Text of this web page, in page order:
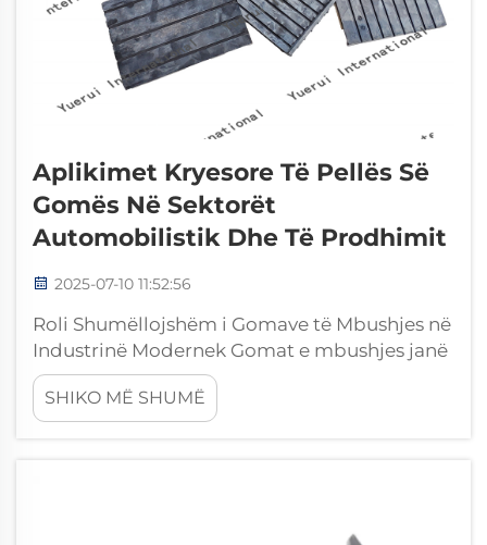
Aplikimet Kryesore Të Pellës Së
Gomës Në Sektorët
Automobilistik Dhe Të Prodhimit
2025-07-10 11:52:56
Roli Shumëllojshëm i Gomave të Mbushjes në
Industrinë Modernek Gomat e mbushjes janë
bërë të pacenueshme në shumë industri për
shkak të kombinimit unik të elasticitetit,
qëndrueshmërisë dhe vetive për zbutjen e
SHIKO MË SHUMË